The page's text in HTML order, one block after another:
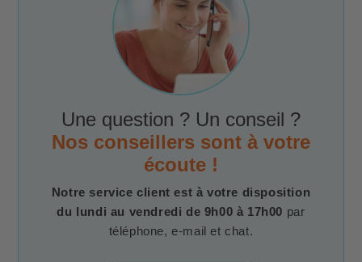
Une question ? Un conseil ?
Nos conseillers sont à votre
écoute !
Notre service client est à votre disposition
du lundi au vendredi de 9h00 à 17h00 par
téléphone, e-mail et chat.